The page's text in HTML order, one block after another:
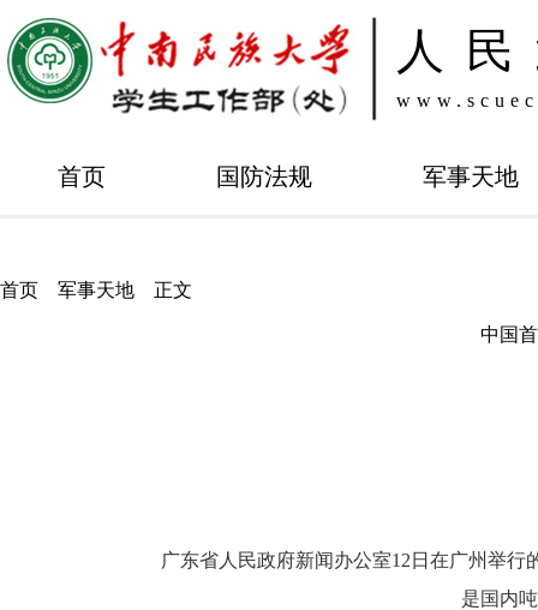
人
首页 国防法规 军事天地
首页 军事天地 正文
中国
广东省人民政府新闻办公室12日在广州举行
是国内